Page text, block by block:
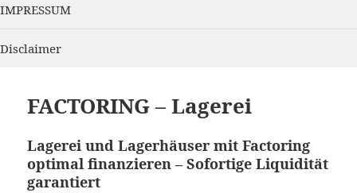
IMPRESSUM
Disclaimer
FACTORING – Lagerei
Lagerei und Lagerhäuser mit Factoring
optimal finanzieren – Sofortige Liquidität
garantiert